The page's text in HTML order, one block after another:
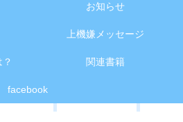
お知らせ
上機嫌メッセージ
関連書籍
facebook